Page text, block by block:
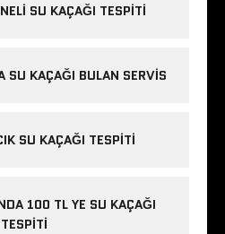
SU KAÇAĞI TESPITI
SU KAÇAĞI BULAN SERVIS
SU KAÇAĞI TESPITI
100 TL YE SU KAÇAĞI
TESPITI